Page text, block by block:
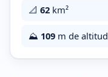
📐 62 km²
⛰️ 109 m de altitud